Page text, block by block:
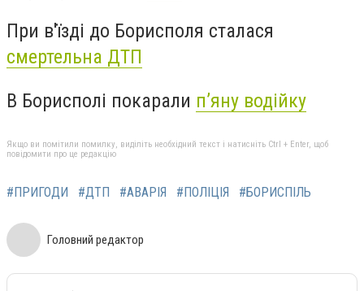
При в'їзді до Борисполя сталася
смертельна ДТП
В Борисполі покарали п’яну водійку
Якщо ви помітили помилку, виділіть необхідний текст і натисніть Ctrl + Enter, щоб
повідомити про це редакцію
#ПРИГОДИ #ДТП #АВАРІЯ #ПОЛІЦІЯ #БОРИСПІЛЬ
Головний редактор